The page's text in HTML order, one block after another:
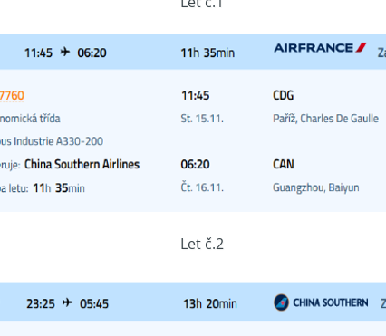
Let č.2